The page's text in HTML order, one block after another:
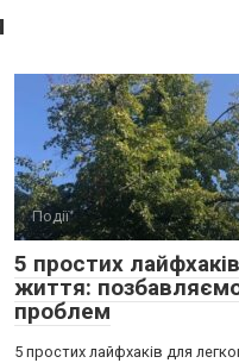
Події
5 простих
життя:
проблем
5 простих лайфхаків для